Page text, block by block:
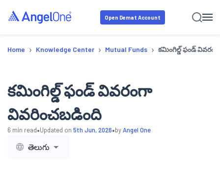
Open Demat Account
Home › Knowledge Center › Mutual Funds › కమింగిల్డ్ ఫండ్
కమింగిల్డ్ ఫండ్ వివరంగా
వివరించబడింది
6 min read•Updated on 5th Jun, 2026•byAngel One
తెలుగు